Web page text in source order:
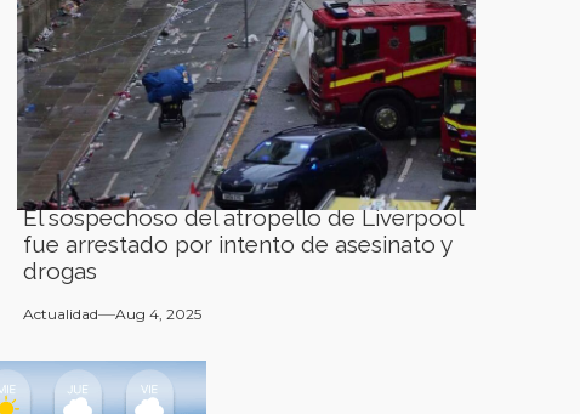
El sospechoso del atropello de Liverpool
fue arrestado por intento de asesinato y
drogas
Actualidad Aug 4, 2025